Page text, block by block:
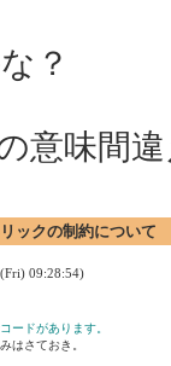
？
意味間
ックの制約について
09:28:54)
ードがあります。
さておき。